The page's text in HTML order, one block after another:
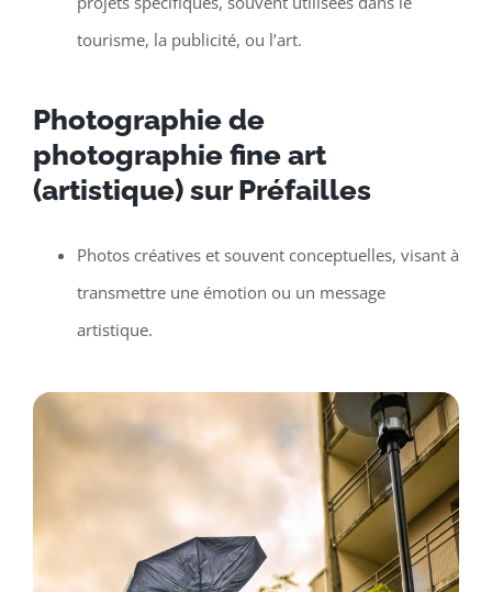
tourisme, la publicité, ou l’art.
Photographie de
photographie fine art
(artistique) sur Préfailles
Photos créatives et souvent conceptuelles, visant à
transmettre une émotion ou un message
artistique.